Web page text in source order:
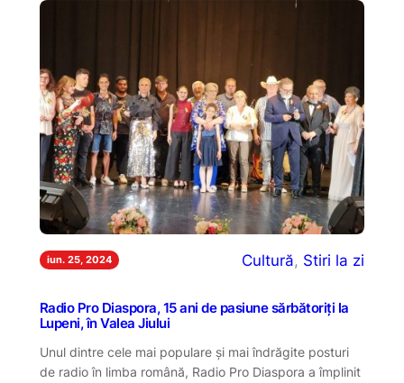
iun. 25, 2024 Cultură, Stiri la zi
Radio Pro Diaspora, 15 ani de pasiune sărbătoriți la
Lupeni, în Valea Jiului
Unul dintre cele mai populare și mai îndrăgite posturi
de radio în limba română, Radio Pro Diaspora a împlinit